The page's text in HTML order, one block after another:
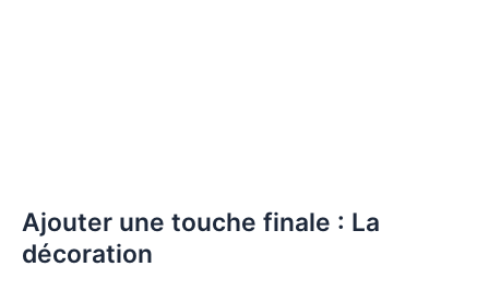
Ajouter une touche finale : La
décoration